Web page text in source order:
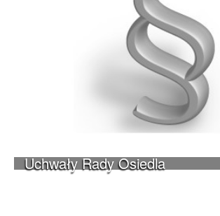
Uchwały Rady Osiedla